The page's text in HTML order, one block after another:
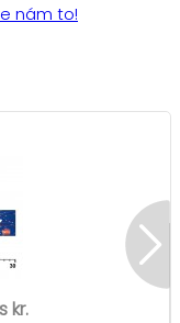
nám to!
kr.